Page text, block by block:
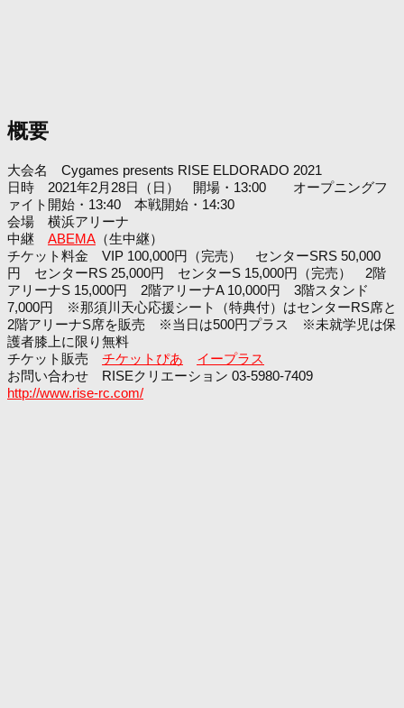
概要
大会名 Cygames presents RISE ELDORADO 2021
日時 2021年2月28日（日） 開場・13:00 オープニングフ
ァイト開始・13:40 本戦開始・14:30
会場 横浜アリーナ
中継 ABEMA （生中継）
チケット料金 VIP 100,000円（完売） センターSRS 50,000
円 センターRS 25,000円 センターS 15,000円（完売） 2階
アリーナS 15,000円 2階アリーナA 10,000円 3階スタンド
7,000円 ※那須川天心応援シート（特典付）はセンターRS席と
2階アリーナS席を販売 ※当日は500円プラス ※未就学児は保
護者膝上に限り無料
チケット販売 チケットぴあ
イープラス
お問い合わせ RISEクリエーション 03-5980-7409
http://www.rise-rc.com/